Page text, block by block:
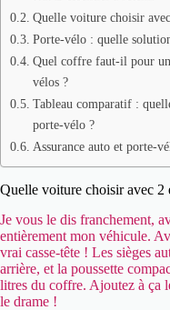
Quelle voiture choisir
Porte-vélo : quelle
Quel coffre faut-il pour
vélos ?
Tableau comparatif :
porte-vélo ?
Assurance auto et porte-
Quelle voiture choisir avec 2
Je vous le dis franchement,
entièrement mon véhicule.
vrai casse-tête ! Les sièges
arrière, et la poussette
litres du coffre. Ajoutez à ça
le drame !